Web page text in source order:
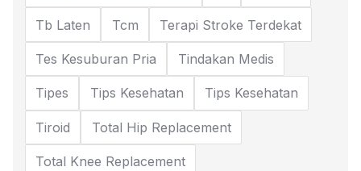
Tb Laten Tcm Terapi Stroke Terdekat
Tes Kesuburan Pria Tindakan Medis
Tipes Tips Kesehatan Tips Kesehatan
Tiroid Total Hip Replacement
Total Knee Replacement